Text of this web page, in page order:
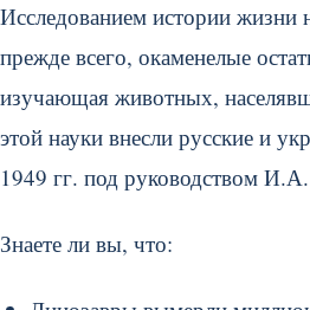
Исследованием истории жизни
прежде всего, окаменелые
изучающая животных,
этой науки внесли русские и
1949 гг. под руководством
Знаете ли вы, что: